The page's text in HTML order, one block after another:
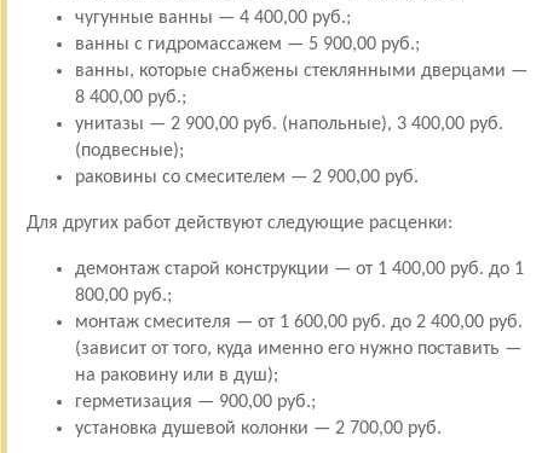
чугунные ванны — 4 400,00 руб.;
ванны с гидромассажем — 5 900,00 руб.;
ванны, которые снабжены стеклянными дверцами —
8 400,00 руб.;
унитазы — 2 900,00 руб. (напольные), 3 400,00 руб.
(подвесные);
раковины со смесителем — 2 900,00 руб.
Для других работ действуют следующие расценки:
демонтаж старой конструкции — от 1 400,00 руб. до 1
800,00 руб.;
монтаж смесителя — от 1 600,00 руб. до 2 400,00 руб.
(зависит от того, куда именно его нужно поставить —
на раковину или в душ);
герметизация — 900,00 руб.;
установка душевой колонки — 2 700,00 руб.